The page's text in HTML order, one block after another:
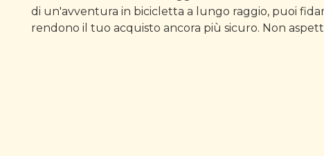
di un'avventura in bicicletta a lungo raggio, puoi
rendono il tuo acquisto ancora più sicuro. Non